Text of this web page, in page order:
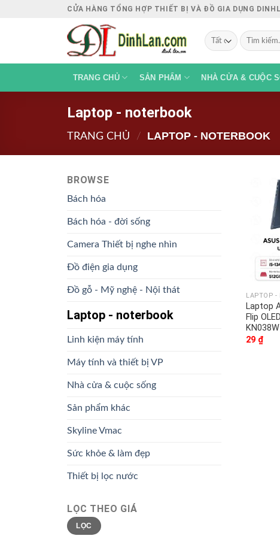
CỬA HÀNG TỔNG HỢP THIẾT BỊ VÀ ĐỒ GIA DỤNG
Tìm
kiếm:
TRANG CHỦ SẢN PHẨM NHÀ CỬA & CUỘC
Laptop - noterbook
TRANG CHỦ / LAPTOP - NOTERBOOK
BROWSE
Bách hóa
Bách hóa - đời sống
Camera Thiết bị nghe nhìn
Đồ điện gia dụng
Đồ gỗ - Mỹ nghệ - Nội thát
Laptop - noterbook
Linh kiện máy tính
Máy tính và thiết bị VP
Nhà cửa & cuộc sống
Sản phẩm khác
Skyline Vmac
Sức khỏe & làm đẹp
Thiết bị lọc nước
LỌC THEO GIÁ
Giá
thấp
nhất
Giá
cao
nhất
LỌC
LAPTOP -
Laptop
Flip
KN038W
29 ₫